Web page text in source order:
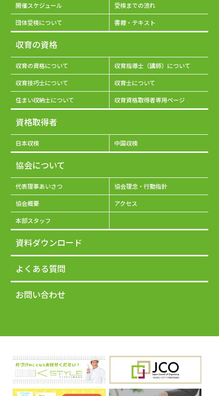
開催スケジュール 受検までの流れ
団体受検について 書籍・テキスト
収育の資格
収育の資格について 収育指導士（講師）について
収育技巧士について 収育士について
住まい収納士について 収育資格取得者専用ページ
資格取得者
日本収検 中国収検
協会について
代表理事あいさつ 協会理念・行動指針
協会概要 アクセス
本部スタッフ
資料ダウンロード
よくある質問
お問い合わせ